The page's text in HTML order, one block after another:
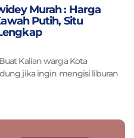
Murah : Harga
Putih, Situ
Kalian warga Kota
jika ingin mengisi liburan